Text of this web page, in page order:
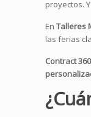
proyectos.
EnTalleres
las ferias
Contract